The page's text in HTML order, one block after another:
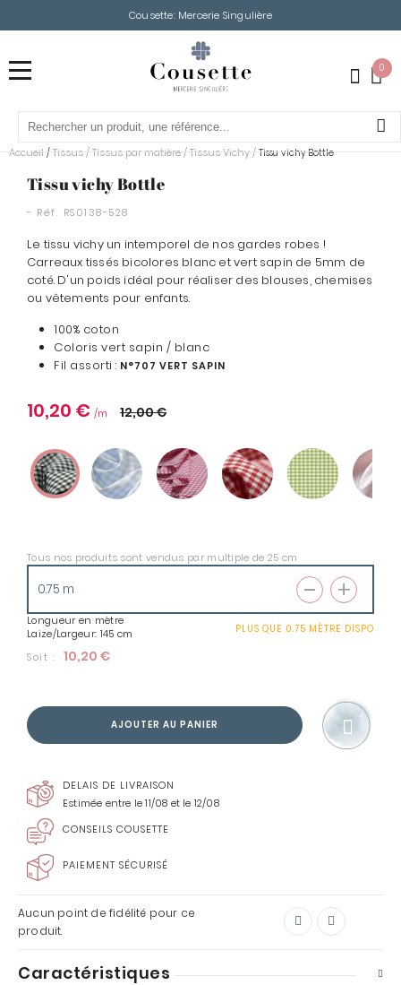
Cousette: Mercerie Singulière
0
Accueil /Tissus/Tissus par matière/Tissus Vichy/Tissu vichy Bottle
Tissu vichy Bottle
- Réf. RS0138-528
Le tissu vichy un intemporel de nos gardes robes !
Carreaux tissés bicolores blanc et vert sapin de 5mm de
coté. D'un poids idéal pour réaliser des blouses, chemises
ou vêtements pour enfants.
100% coton
Coloris vert sapin / blanc
Fil assorti : N°707 VERT SAPIN
10,20 € 12,00 €
Tous nos produits sont vendus par multiple de 25 cm
Longueur en mètre
Laize/Largeur: 145 cm
PLUS QUE 0.75 MÈTRE DISPO
Soit : 10,20 €
AJOUTER AU PANIER
DELAIS DE LIVRAISON
Estimée entre le 11/08 et le 12/08
CONSEILS COUSETTE
PAIEMENT SÉCURISÉ
Aucun point de fidélité pour ce
produit.
Caractéristiques